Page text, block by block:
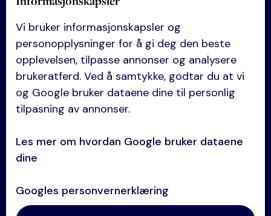
Vi bruker informasjonskapsler og
personopplysninger for å gi deg den beste
opplevelsen, tilpasse annonser og analysere
brukeratferd. Ved å samtykke, godtar du at vi
og Google bruker dataene dine til personlig
tilpasning av annonser.
Les mer om hvordan Google bruker dataene
dine
Googles personvernerklæring
Anskaffelser
Eiendom
Entreprise
Tvisteløsning
Kontakt